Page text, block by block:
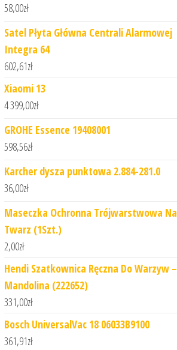
58,00zł
Satel Płyta Główna Centrali Alarmowej
Integra 64
602,61zł
Xiaomi 13
4 399,00zł
GROHE Essence 19408001
598,56zł
Karcher dysza punktowa 2.884-281.0
36,00zł
Maseczka Ochronna Trójwarstwowa Na
Twarz (1Szt.)
2,00zł
Hendi Szatkownica Ręczna Do Warzyw –
Mandolina (222652)
331,00zł
Bosch UniversalVac 18 06033B9100
361,91zł